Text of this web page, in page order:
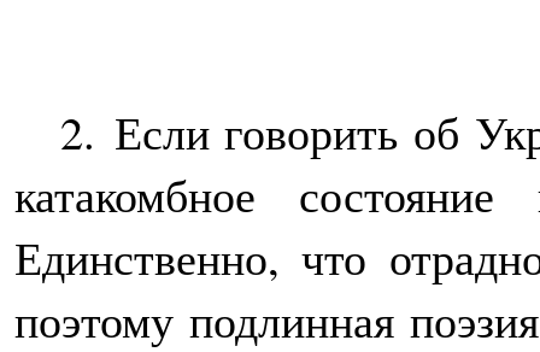
2. Если говорить об
катакомбное
Единственно, что
поэтому подлинная